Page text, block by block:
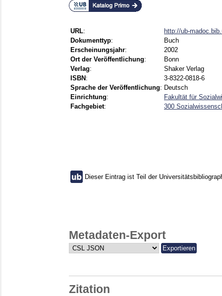
URL:
http://ub-
Dokumenttyp:
Buch
Erscheinungsjahr:
2002
Ort der Veröffentlichung:
Bonn
Verlag:
Shaker Verlag
ISBN :
3-8322-0818-6
Sprache der Veröffentlichung: Deutsch
Einrichtung:
Fakultät für
Fachgebiet: 300
Dieser Eintrag ist Teil der
Metadaten-Export
Zitation